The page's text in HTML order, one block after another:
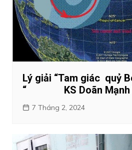
Lý giải “Tam giác quỷ
“ KS Doãn Mạnh
7 Tháng 2, 2024